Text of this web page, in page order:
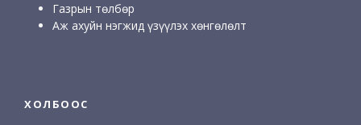
Газрын төлбөр
Аж ахуйн нэгжид үзүүлэх хөнгөлөлт
ХОЛБООС